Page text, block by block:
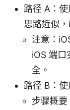
路径 A：
思路近似
注意：
iOS 端口
全。
路径 B：
步骤概要